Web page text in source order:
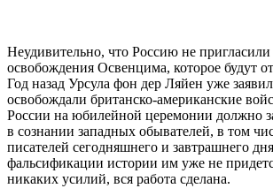
Неудивительно, что Россию не пригласили
освобождения Освенцима, которое будут
Год назад Урсула фон дер Ляйен уже
освобождали британско-американские
России на юбилейной церемонии должно
в сознании западных обывателей, в том
писателей сегодняшнего и завтрашнего
фальсификации истории им уже не
никаких усилий, вся работа сделана.